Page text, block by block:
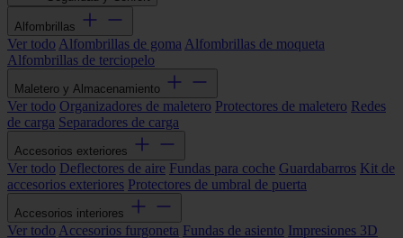
Alfombrillas
Ver todo Alfombrillas de goma Alfombrillas de moqueta
Alfombrillas de terciopelo
Maletero y Almacenamiento
Ver todo Organizadores de maletero Protectores de maletero Redes
de carga Separadores de carga
Accesorios exteriores
Ver todo Deflectores de aire Fundas para coche Guardabarros Kit de
accesorios exteriores Protectores de umbral de puerta
Accesorios interiores
Ver todo Accesorios furgoneta Fundas de asiento Impresiones 3D